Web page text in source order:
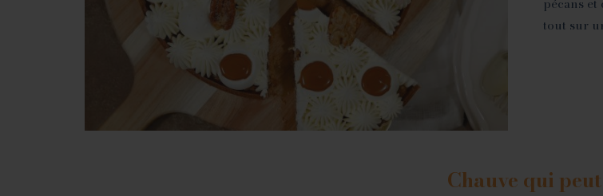
tout sur
Chauve qui